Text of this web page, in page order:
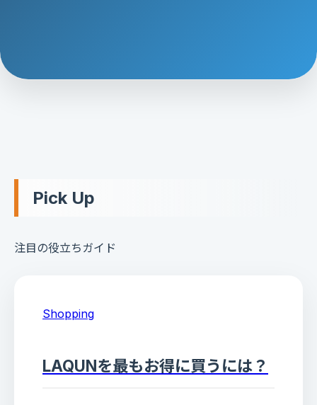
Pick Up
注目の役立ちガイド
Shopping
LAQUNを最もお得に買うには？